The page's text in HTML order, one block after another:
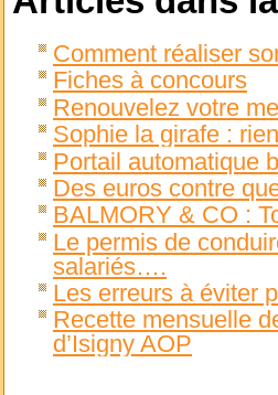
Comment réaliser
Fiches à concours
Renouvelez votre
Sophie la girafe :
Portail automatique
Des euros contre
BALMORY & CO :
Le permis de
salariés….
Les erreurs à éviter
Recette mensuelle
d’Isigny AOP